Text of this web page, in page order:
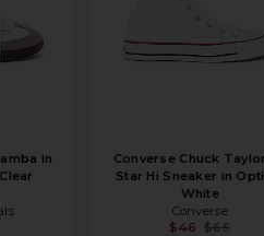
in
Converse Chuck
Star Hi Sneaker in
White
Converse
$46 $65